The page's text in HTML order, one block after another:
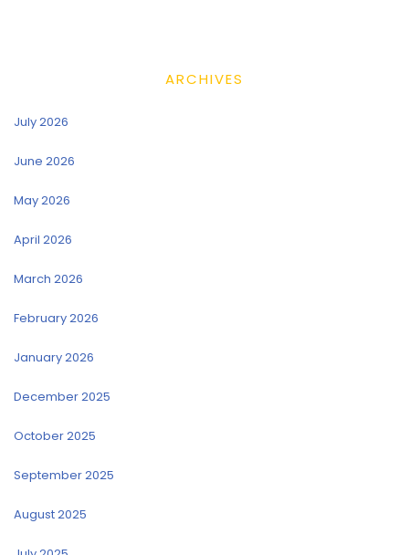
ARCHIVES
July 2026
June 2026
May 2026
April 2026
March 2026
February 2026
January 2026
December 2025
October 2025
September 2025
August 2025